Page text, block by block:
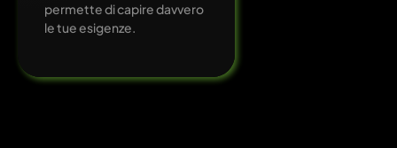
permette di capire davvero
le tue esigenze.